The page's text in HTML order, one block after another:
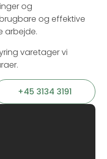
og
og effektive
arbejde.​
varetager vi
+45 3134 3191